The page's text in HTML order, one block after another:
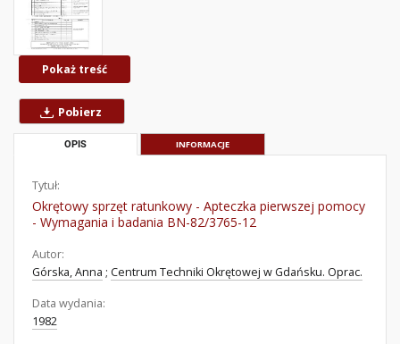
Pokaż treść
Pobierz
OPIS INFORMACJE
Tytuł:
Okrętowy sprzęt ratunkowy - Apteczka pierwszej pomocy
- Wymagania i badania BN-82/3765-12
Autor:
Górska, Anna ; Centrum Techniki Okrętowej w Gdańsku. Oprac.
Data wydania:
1982